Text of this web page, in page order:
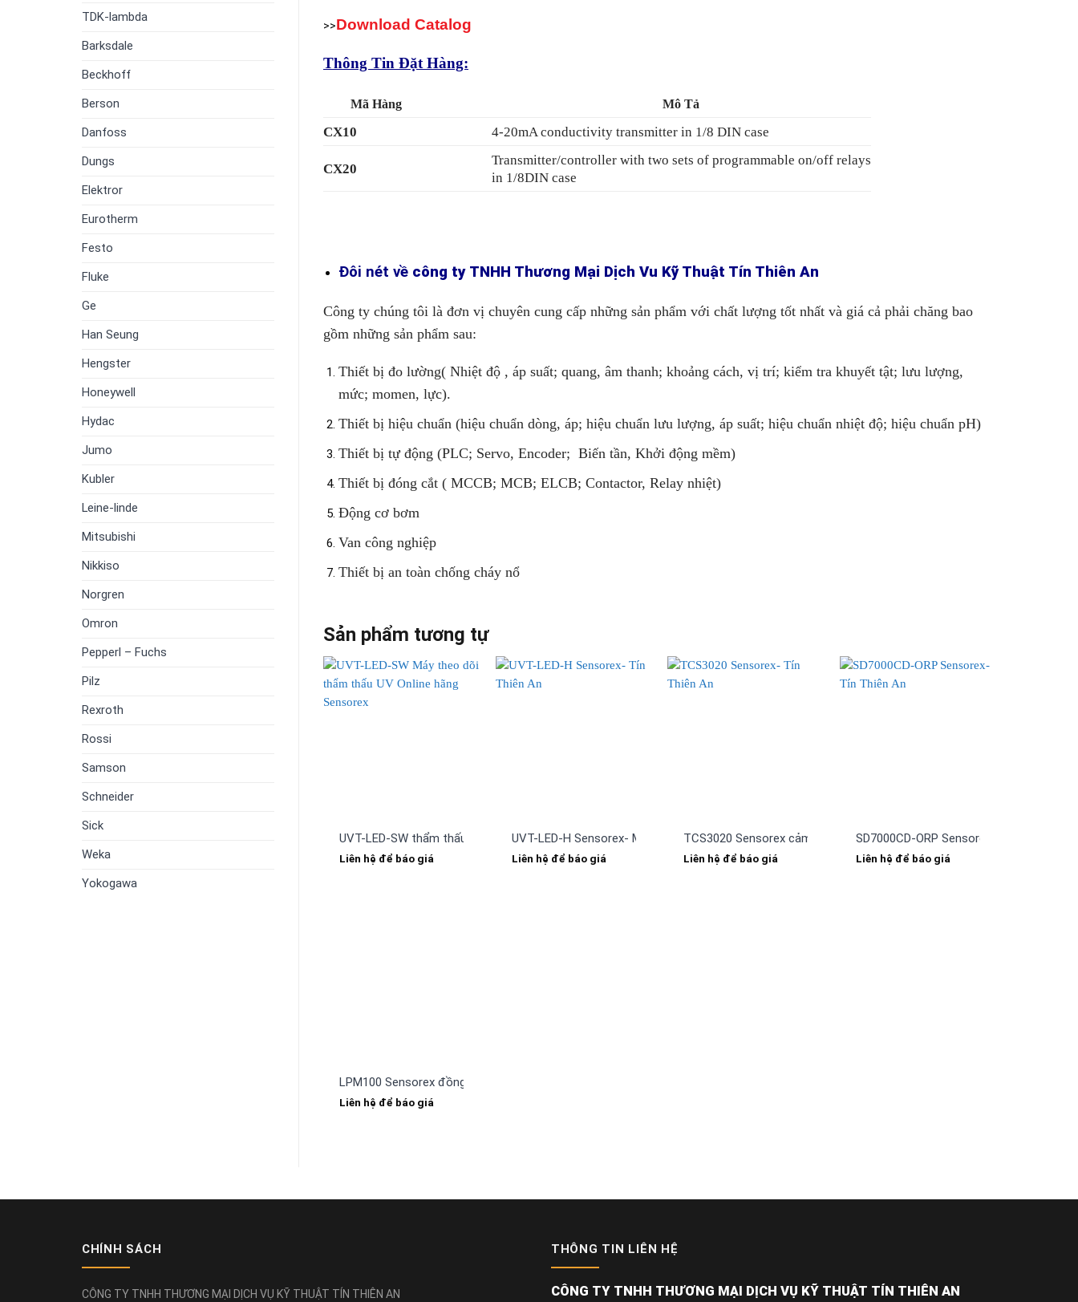
TDK-lambda
Barksdale
Beckhoff
Berson
Danfoss
Dungs
Elektror
Eurotherm
Festo
Fluke
Ge
Han Seung
Hengster
Honeywell
Hydac
Jumo
Kubler
Leine-linde
Mitsubishi
Nikkiso
Norgren
Omron
Pepperl – Fuchs
Pilz
Rexroth
Rossi
Samson
Schneider
Sick
Weka
Yokogawa
>>Download Catalog
Thông Tin Đặt Hàng:
Mã Hàng Mô Tả
CX10 4-20mA conductivity transmitter in 1/8 DIN case
CX20
Transmitter/controller with two sets of programmable on/off relays
in 1/8DIN case
Đôi nét về công ty TNHH Thương Mại Dịch Vu Kỹ Thuật Tín Thiên An
Công ty chúng tôi là đơn vị chuyên cung cấp những sản phẩm với chất lượng tốt nhất và giá cả phải chăng bao
gồm những sản phẩm sau:
Thiết bị đo lường( Nhiệt độ , áp suất; quang, âm thanh; khoảng cách, vị trí; kiểm tra khuyết tật; lưu lượng,
mức; momen, lực).
Thiết bị hiệu chuẩn (hiệu chuẩn dòng, áp; hiệu chuẩn lưu lượng, áp suất; hiệu chuẩn nhiệt độ; hiệu chuẩn pH)
Thiết bị tự động (PLC; Servo, Encoder; Biến tần, Khởi động mềm)
Thiết bị đóng cắt ( MCCB; MCB; ELCB; Contactor, Relay nhiệt)
Động cơ bơm
Van công nghiệp
Thiết bị an toàn chống cháy nổ
Sản phẩm tương tự
UVT-LED-SW thẩm thấu UV online Sensorex-Tín Thiên An
Liên hệ để báo giá
UVT-LED-H Sensorex- Máy theo dõi truyền dẫn UV cầm tay
Liên hệ để báo giá
TCS3020 Sensorex cảm biến đo độ dẫn Toroidal
Liên hệ để báo giá
SD7000CD-ORP Sensorex- Bộ cảm biến
Liên hệ để báo giá
LPM100 Sensorex đồng hồ đo 4-20mA có hiển thị
Liên hệ để báo giá
CHÍNH SÁCH
CÔNG TY TNHH THƯƠNG MẠI DỊCH VỤ KỸ THUẬT TÍN THIÊN AN
THÔNG TIN LIÊN HỆ
CÔNG TY TNHH THƯƠNG MẠI DỊCH VỤ KỸ THUẬT TÍN THIÊN AN